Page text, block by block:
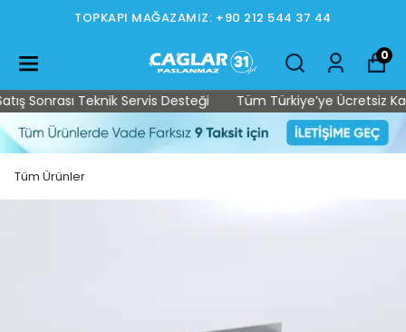
TOPKAPI MAĞAZAMIZ: +90 212 544 37 44
0
Sonrası Teknik Servis Desteği Tüm Türkiye’ye Ücretsiz
Tüm Ürünler